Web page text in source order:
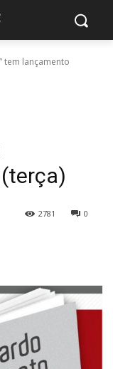
tem lançamento
0
2781